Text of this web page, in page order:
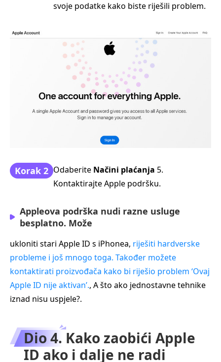
svoje podatke kako biste riješili problem.
Korak 2 Odaberite Načini plaćanja 5.
Kontaktirajte Apple podršku.
Appleova podrška nudi razne usluge
besplatno. Može
ukloniti stari Apple ID s iPhonea, riješiti hardverske
probleme i još mnogo toga. Također možete
kontaktirati proizvođača kako bi riješio problem ‘Ovaj
Apple ID nije aktivan’., A što ako jednostavne tehnike
iznad nisu uspjele?.
Dio 4. Kako zaobići Apple
ID ako i dalje ne radi